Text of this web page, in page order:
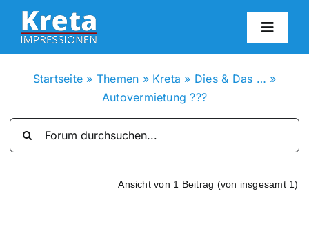
Zum
Inhalt
springen
Startseite » Themen » Kreta » Dies & Das … »
Autovermietung ???
Ansicht von 1 Beitrag (von insgesamt 1)